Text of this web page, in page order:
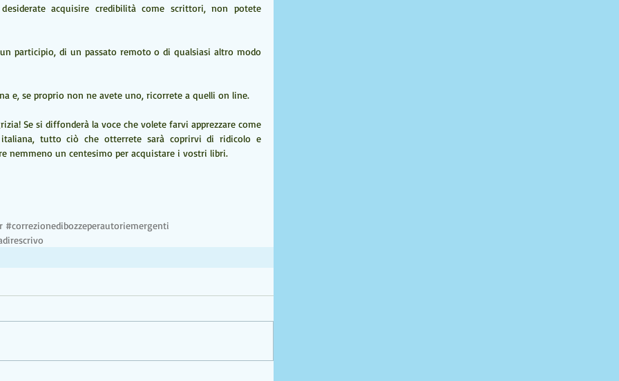
acquisire credibilità come scrittori, non potete
participio, di un passato remoto o di qualsiasi altro modo
e, se proprio non ne avete uno, ricorrete a quelli on line.
Se si diffonderà la voce che volete farvi apprezzare come
tutto ciò che otterrete sarà coprirvi di ridicolo e
nemmeno un centesimo per acquistare i vostri libri.
#correzionedibozzeperautoriemergenti